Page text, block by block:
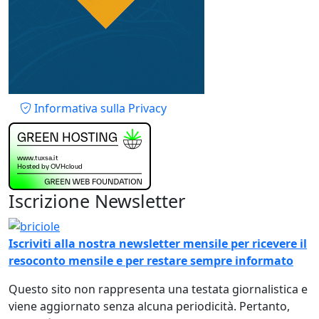
Piè di pagina
Informativa sulla Privacy
Iscrizione Newsletter
Immagine
Iscriviti alla nostra newsletter mensile per ricevere il
resoconto mensile e per restare sempre informato
Questo sito non rappresenta una testata giornalistica e
viene aggiornato senza alcuna periodicità. Pertanto,